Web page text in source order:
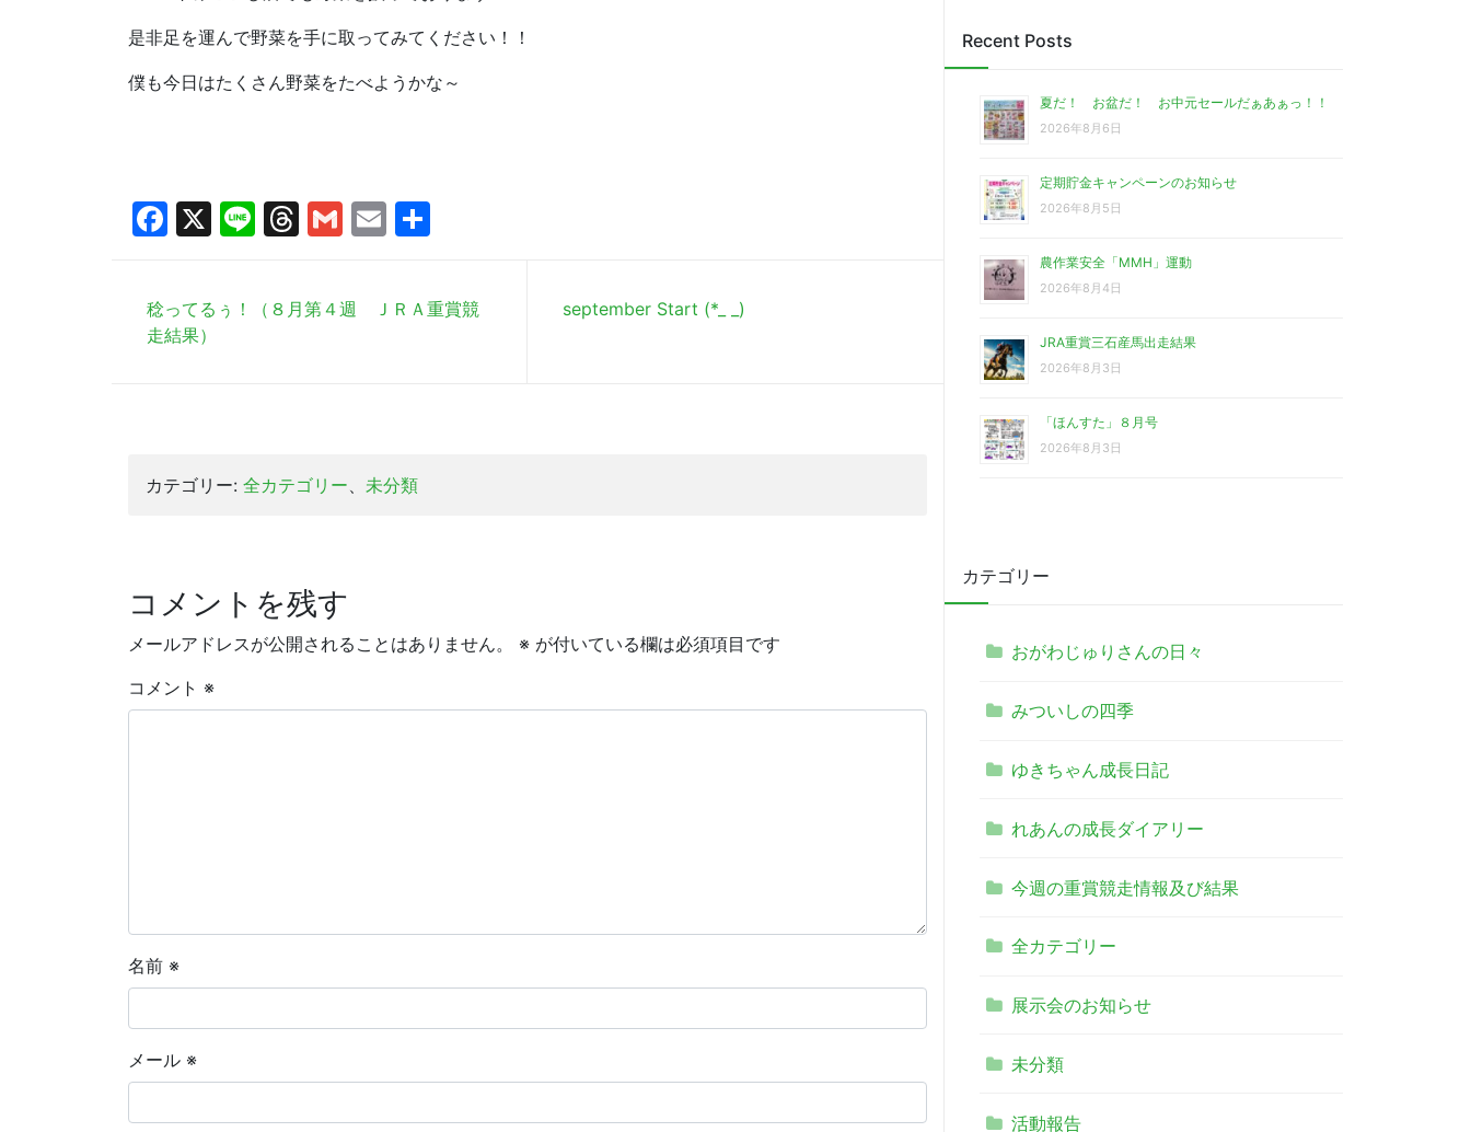
是非足を運んで野菜を手に取ってみてください！！
僕も今日はたくさん野菜をたべようかな～
Facebook
X LineThreads
Gmail
Email
稔ってるぅ！（８月第４週 ＪＲＡ重賞競
走結果）
september Start (*_ _)
カテゴリー: 全カテゴリー、 未分類
コメントを残す
メールアドレスが公開されることはありません。 ※ が付いている欄は必須項目です
コメント ※
名前 ※
メール ※
Recent Posts
夏だ！ お盆だ！ お中元セールだぁあぁっ！！
2026年8月6日
定期貯金キャンペーンのお知らせ
2026年8月5日
農作業安全「MMH」運動
2026年8月4日
JRA重賞三石産馬出走結果
2026年8月3日
「ほんすた」８月号
2026年8月3日
カテゴリー
おがわじゅりさんの日々
みついしの四季
ゆきちゃん成長日記
れあんの成長ダイアリー
今週の重賞競走情報及び結果
全カテゴリー
展示会のお知らせ
未分類
活動報告